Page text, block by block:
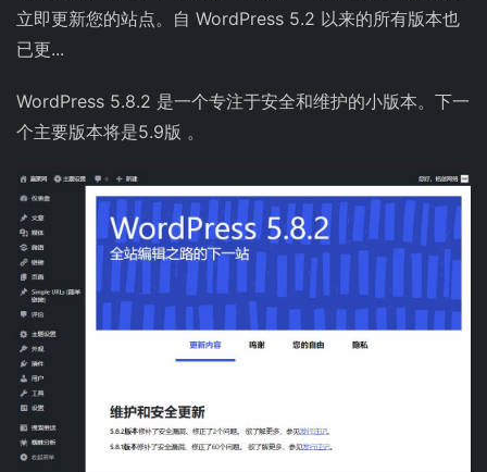
立即更新您的站点。自 WordPress 5.2 以来的所有版本也
已更...
WordPress 5.8.2 是一个专注于安全和维护的小版本。下一
个主要版本将是5.9版 。